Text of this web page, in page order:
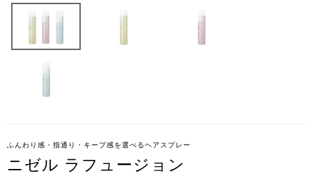
ふんわり感・指通り・キープ感を選べるヘアスプレー
ニゼル ラフュージョン